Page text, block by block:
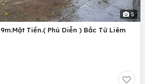
5
Tiền.( Phú Diễn ) Bắc Từ Liêm